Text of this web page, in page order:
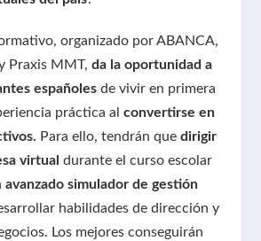
organizado por ABANCA,
Praxis MMT,da la oportunidad a
españoles de vivir en primera
práctica alconvertirse en
Para ello, tendrán quedirigir
virtual durante el curso escolar
avanzado simulador de gestión
habilidades de dirección y
Los mejores conseguirán